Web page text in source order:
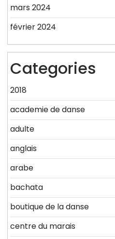
mars 2024
février 2024
Categories
2018
academie de danse
adulte
anglais
arabe
bachata
boutique de la danse
centre du marais